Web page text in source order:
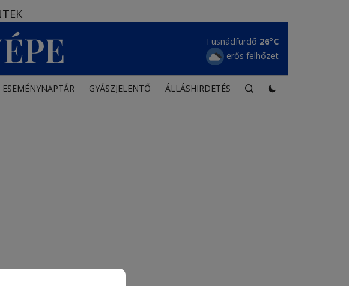
Tusnádfürdő 26°C
erős felhőzet
ESEMÉNYNAPTÁR GYÁSZJELENTŐ ÁLLÁSHIRDETÉS